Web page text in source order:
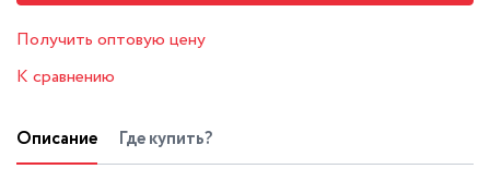
Получить оптовую цену
К сравнению
Описание Где купить?